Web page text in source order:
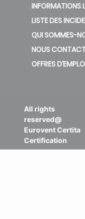
INFORMATIONS
LISTE DES
QUI SOMMES-
NOUS
OFFRES
All rights
reserved@
Eurovent Certita
Certification